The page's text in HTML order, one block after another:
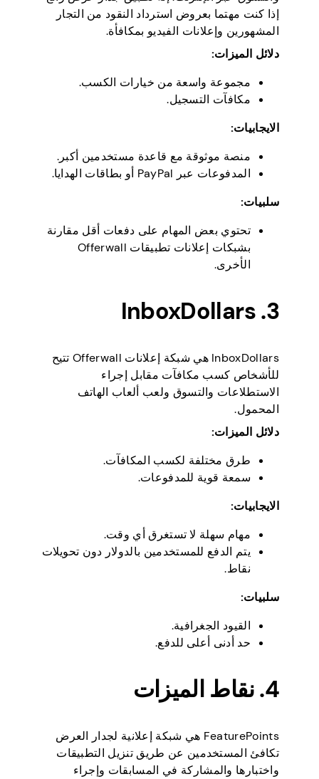
إذا كنت مهتما بعروض استرداد النقود من التجار
المشهورين وإعلانات الفيديو بمكافأة.
دلائل الميزات:
مجموعة واسعة من خيارات الكسب.
مكافآت التسجيل.
الايجابيات:
منصة موثوقة مع قاعدة مستخدمين أكبر.
المدفوعات عبر PayPal أو بطاقات الهدايا.
سلبيات:
تحتوي بعض المهام على دفعات أقل مقارنة
بشبكات إعلانات تطبيقات Offerwall
الأخرى.
3. InboxDollars
InboxDollars هي شبكة إعلانات Offerwall تتيح
للأشخاص كسب مكافآت مقابل إجراء
الاستطلاعات والتسوق ولعب ألعاب الهاتف
المحمول.
دلائل الميزات:
طرق مختلفة لكسب المكافآت.
سمعة قوية للمدفوعات.
الايجابيات:
مهام سهلة لا تستغرق أي وقت.
يتم الدفع للمستخدمين بالدولار دون تحويلات
نقاط.
سلبيات:
القيود الجغرافية.
حد أدنى أعلى للدفع.
4. نقاط الميزات
FeaturePoints هي شبكة إعلانية لجدار العرض
تكافئ المستخدمين عن طريق تنزيل التطبيقات
واختبارها والمشاركة في المسابقات وإجراء